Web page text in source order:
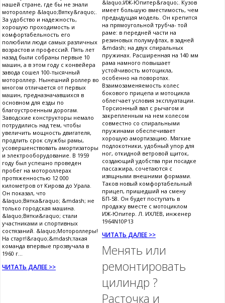
нашей стране, где бы не знали
мотороллер &laquo;Вятку&raquo;.
За удобство и надежность,
хорошую проходимость и
комфортабельность его
полюбили люди самых различных
возрастов и профессий. Пять лет
назад были собраны первые 10
машин, а в этом году с конвейера
завода сошел 100-тысячный
мотороллер. Нынешний роллер во
многом отличается от первых
машин, предназначавшихся в
основном для езды по
благоустроенным дорогам.
Заводские конструкторы немало
потрудились над тем, чтобы
увеличить мощность двигателя,
продлить срок службы рамы,
усовершенствовать амортизаторы
и электрооборудование. В 1959
году был успешно проведен
пробег на мотороллерах
протяженностью 12 000
километров от Кирова до Урала.
Он показал, что
&laquo;Вятка&raquo; &mdash; не
только городская машина.
&laquo;Вятки&raquo; стали
участниками и спортивных
состязаний. &laquo;Мотороллеры!
На старт!&raquo;&mdash;такая
команда впервые прозвучала в
1960 г...
ЧИТАТЬ ДАЛЕЕ >>
&laquo;ИЖ-Юпитер&raquo;. Кузов
имеет большую вместимость, чем
предыдущая модель. Он крепится
на прямоугольной трубча- той
раме: в передней части на
резиновых полумуфтах, в задней
&mdash; на двух спиральных
пружинах. Расширенная на 140 мм
рама намного повышает
устойчивость мотоцикла,
особенно на поворотах.
Взаимозаменяемость колес
бокового прицепа и мотоцикла
облегчает условия эксплуатации.
Торсионный вал с рычагом и
закрепленным на нем колесом
совместно со спиральными
пружинами обеспечивает
хорошую амортизацию. Мягкие
подлокотники, удобный упор для
ног, откидной ветровой щиток,
создающий удобства при посадке
пассажира, сочетаются с
изящными внешними формами.
Таков новый комфортабельный
прицеп, пришедший на смену
БП-58. Он будет поступать в
продажу вместе с мотоциклом
ИЖ-Юпитер. Л. ИХЛЕВ, инженер
1964N10P13
ЧИТАТЬ ДАЛЕЕ >>
Менять или
ремонтировать
цилиндр ?
Расточка и